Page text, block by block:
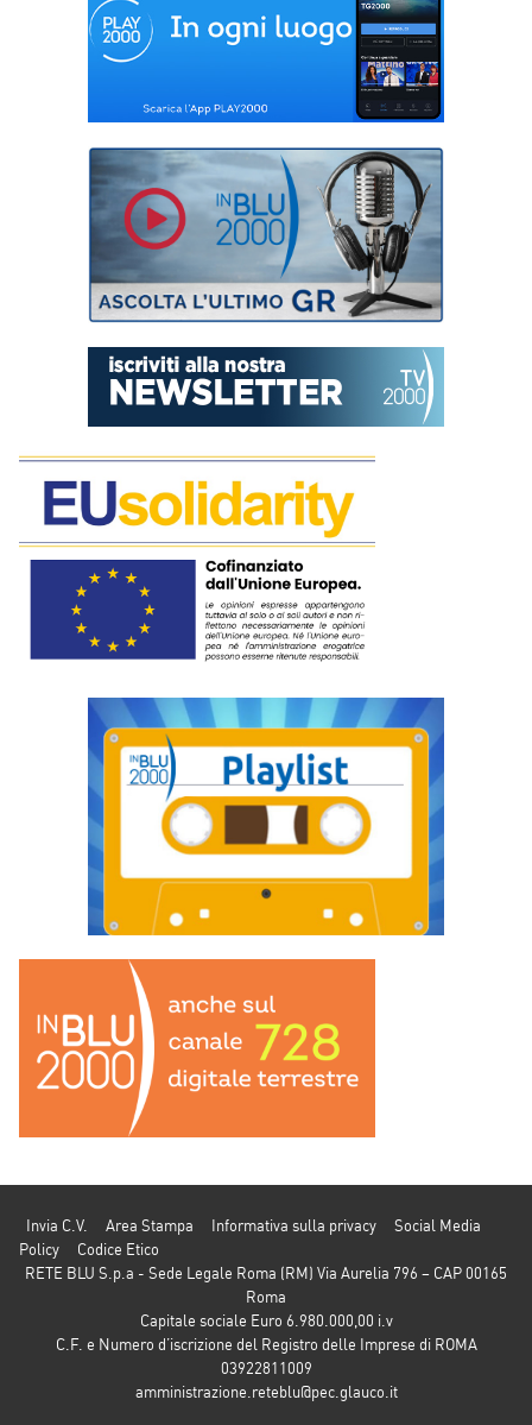
Invia C.V. Area Stampa Informativa sulla privacy
Social Media
Policy
Codice Etico
RETE BLU S.p.a - Sede Legale Roma (RM) Via Aurelia 796 – CAP 00165
Roma
Capitale sociale Euro 6.980.000,00 i.v
C.F. e Numero d’iscrizione del Registro delle Imprese di ROMA
03922811009
amministrazione.reteblu@pec.glauco.it